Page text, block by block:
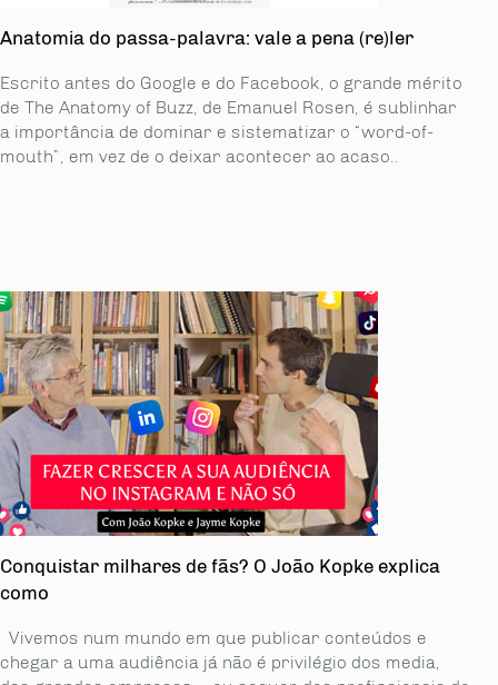
Anatomia do passa-palavra: vale a pena (re)ler
Escrito antes do Google e do Facebook, o grande mérito
de The Anatomy of Buzz, de Emanuel Rosen, é sublinhar
a importância de dominar e sistematizar o “word-of-
mouth”, em vez de o deixar acontecer ao acaso..
Conquistar milhares de fãs? O João Kopke explica
como
Vivemos num mundo em que publicar conteúdos e
chegar a uma audiência já não é privilégio dos media,